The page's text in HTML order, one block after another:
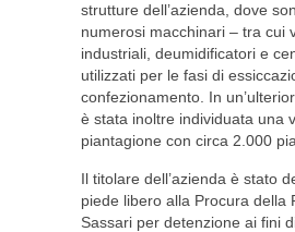
strutture dell’azienda, dove
numerosi macchinari – tra cui
industriali, deumidificatori e
utilizzati per le fasi di
confezionamento. In
è stata inoltre individuata una
piantagione con circa 2.000
Il titolare dell’azienda è stato
piede libero alla Procura della
Sassari per detenzione ai fini